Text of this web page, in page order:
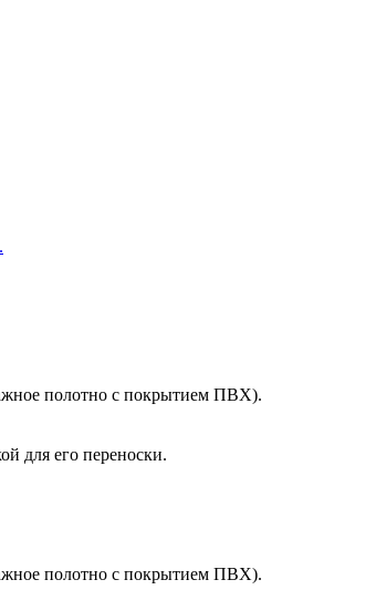
полотно с покрытием ПВХ).
для его переноски.
полотно с покрытием ПВХ).